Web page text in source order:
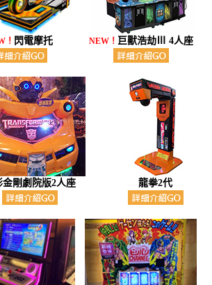
！ 閃電摩托 NEW！ 巨獸浩劫Ⅲ 4人座
金剛劇院版2人座 龍拳2代